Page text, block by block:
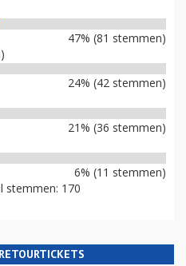
47% (81 stemmen)
24% (42 stemmen)
21% (36 stemmen)
6% (11 stemmen)
stemmen: 170